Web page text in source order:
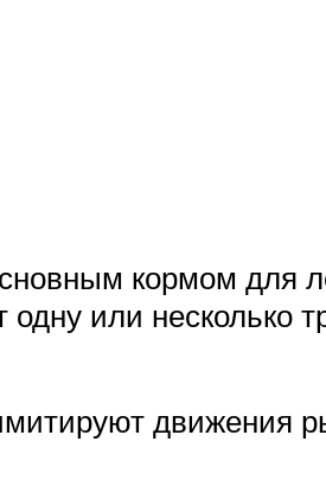
кормом для
или несколько
движения